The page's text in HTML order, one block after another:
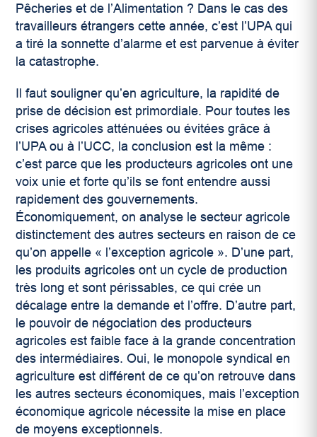
Pêcheries et de l’Alimentation ? Dans le cas des
travailleurs étrangers cette année, c’est l’UPA qui
a tiré la sonnette d’alarme et est parvenue à éviter
la catastrophe.
Il faut souligner qu’en agriculture, la rapidité de
prise de décision est primordiale. Pour toutes les
crises agricoles atténuées ou évitées grâce à
l’UPA ou à l’UCC, la conclusion est la même :
c’est parce que les producteurs agricoles ont une
voix unie et forte qu’ils se font entendre aussi
rapidement des gouvernements.
Économiquement, on analyse le secteur agricole
distinctement des autres secteurs en raison de ce
qu’on appelle « l’exception agricole ». D’une part,
les produits agricoles ont un cycle de production
très long et sont périssables, ce qui crée un
décalage entre la demande et l’offre. D’autre part,
le pouvoir de négociation des producteurs
agricoles est faible face à la grande concentration
des intermédiaires. Oui, le monopole syndical en
agriculture est différent de ce qu’on retrouve dans
les autres secteurs économiques, mais l’exception
économique agricole nécessite la mise en place
de moyens exceptionnels.